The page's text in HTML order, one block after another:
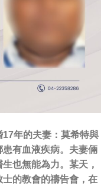
年的夫妻：莫希特與
有血液疾病。夫妻倆
也無能為力。某天，
的教會的禱告會，在